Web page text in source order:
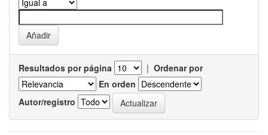
Resultados por página | Ordenar por
En orden
Autor/registro